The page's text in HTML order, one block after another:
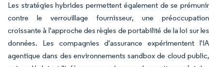
Les stratégies hybrides permettent également de se prémunir
contre le verrouillage fournisseur, une préoccupation
croissante à l'approche des règles de portabilité de la loi sur les
données. Les compagnies d'assurance expérimentent l'IA
agentique dans des environnements sandbox de cloud public,